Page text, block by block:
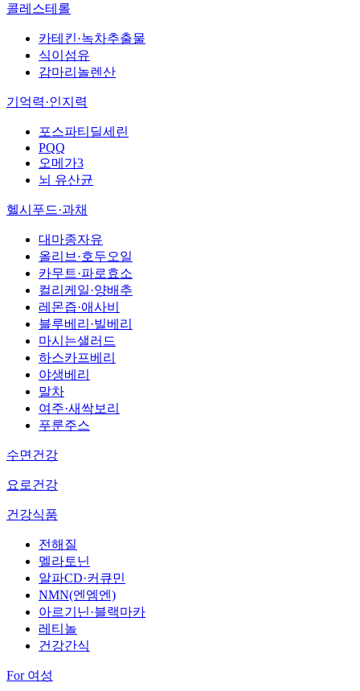
콜레스테롤
카테킨·녹차추출물
식이섬유
감마리놀렌산
기억력·인지력
포스파티딜세린
PQQ
오메가3
뇌 유산균
헬시푸드·과채
대마종자유
올리브·호두오일
카무트·파로효소
컬리케일·양배추
레몬즙·애사비
블루베리·빌베리
마시는샐러드
하스카프베리
야생베리
말차
여주·새싹보리
푸룬주스
수면건강
요로건강
건강식품
전해질
멜라토닌
알파CD·커큐민
NMN(엔엠엔)
아르기닌·블랙마카
레티놀
건강간식
For 여성